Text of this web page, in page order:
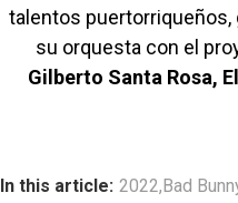
talentos puertorriqueños,
su orquesta con el
Gilberto Santa Rosa,
In this article: 2022,Bad